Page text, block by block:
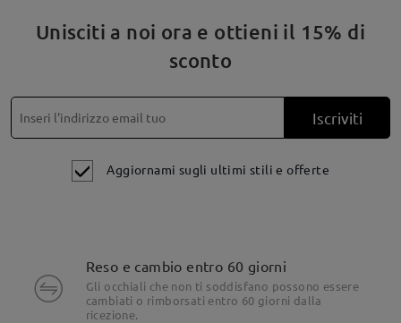
Unisciti a noi ora e ottieni il 15% di
sconto
Iscriviti
Aggiornami sugli ultimi stili e offerte
Reso e cambio entro 60 giorni
Gli occhiali che non ti soddisfano possono essere
cambiati o rimborsati entro 60 giorni dalla
ricezione.